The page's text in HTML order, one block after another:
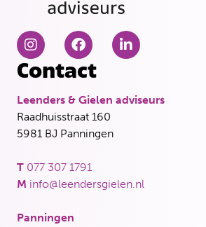
Contact
Leenders & Gielen adviseurs
Raadhuisstraat 160
5981 BJ Panningen
T 077 307 1791
M info@leendersgielen.nl
Panningen